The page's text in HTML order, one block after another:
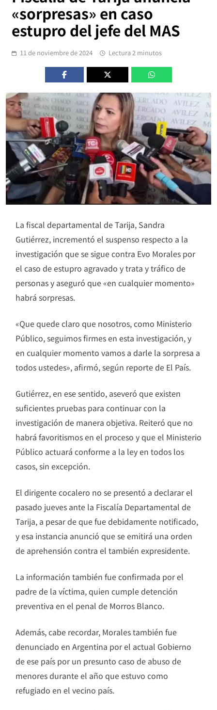
«sorpresas» en caso
estupro del jefe del MAS
11 de noviembre de 2024 Lectura 2 minutos
La fiscal departamental de Tarija, Sandra
Gutiérrez, incrementó el suspenso respecto a la
investigación que se sigue contra Evo Morales por
el caso de estupro agravado y trata y tráfico de
personas y aseguró que «en cualquier momento»
habrá sorpresas.
«Que quede claro que nosotros, como Ministerio
Público, seguimos firmes en esta investigación, y
en cualquier momento vamos a darle la sorpresa a
todos ustedes», afirmó, según reporte de El País.
Gutiérrez, en ese sentido, aseveró que existen
suficientes pruebas para continuar con la
investigación de manera objetiva. Reiteró que no
habrá favoritismos en el proceso y que el Ministerio
Público actuará conforme a la ley en todos los
casos, sin excepción.
El dirigente cocalero no se presentó a declarar el
pasado jueves ante la Fiscalía Departamental de
Tarija, a pesar de que fue debidamente notificado,
y esa instancia anunció que se emitirá una orden
de aprehensión contra el también expresidente.
La información también fue confirmada por el
padre de la víctima, quien cumple detención
preventiva en el penal de Morros Blanco.
Además, cabe recordar, Morales también fue
denunciado en Argentina por el actual Gobierno
de ese país por un presunto caso de abuso de
menores durante el año que estuvo como
refugiado en el vecino país.